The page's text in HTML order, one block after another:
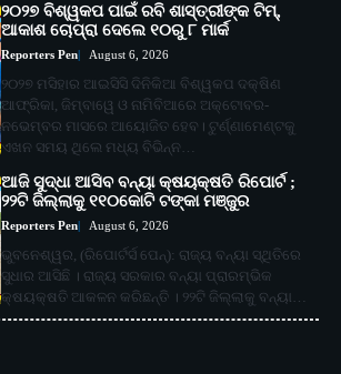
୨୦୨୭ ବିଶ୍ୱକପ ପାଇଁ ରବି ଶାସ୍ତ୍ରୀଙ୍କ ଟିମ୍,
ଆକାଶ ଚୋପ୍ରା ଦେଲେ ୧୦ରୁ ୮ ମାର୍କ
Reporters Pen August 6, 2026
୨୦୨୭ ମସିହାର ଆଇସିସି ଦିନିକିଆ ବିଶ୍ୱକପ ଦକ୍ଷିଣ
ଆଫ୍ରିକା, ଜିମ୍ବାୱେ ଓ ନାମିବିଆରେ ଅକ୍ଟୋବର-
ନଭେମ୍ବର ମାସରେ ଆୟୋଜିତ ହେବ। ଟୁର୍ଣ୍ଣାମେଣ୍ଟକୁ
ଏଖନ ସମୟ ଥିଲେ ମଧ୍ୟ ବିଭିନ୍ନ…
ଆଜି ସୁଦ୍ଧା ଆସିବ ବନ୍ୟା କ୍ଷୟକ୍ଷତି ରିପୋର୍ଟ ;
୨୨ଟି ଜିଲ୍ଲାକୁ ୧୧୦କୋଟି ଟଙ୍କା ମଞ୍ଜୁର
Reporters Pen August 6, 2026
ଭୁବନେଶ୍ୱର, (ରିପୋର୍ଟର୍ସ ପେନ୍‌): ରାଜ୍ୟ ବନ୍ୟା ସ୍ଥିତିରେ
ସୁଧାର ଆସିଛି । ରାଜ୍ୟ ସରକାର ବନ୍ୟା ପ୍ରାରମ୍ଭିକ
କ୍ଷୟକ୍ଷତି ଆକଳନ କରିଛନ୍ତି । ୨୨ଟି ଜିଲ୍ଲାକୁ ବନ୍ୟା…